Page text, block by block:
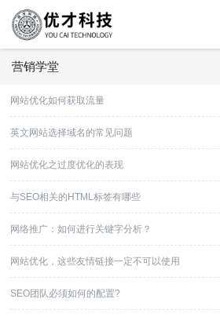
营销学堂
网站优化如何获取流量
英文网站选择域名的常见问题
网站优化之过度优化的表现
与SEO相关的HTML标签有哪些
网络推广：如何进行关键字分析？
网站优化，这些友情链接一定不可以使用
SEO团队必须如何的配置?